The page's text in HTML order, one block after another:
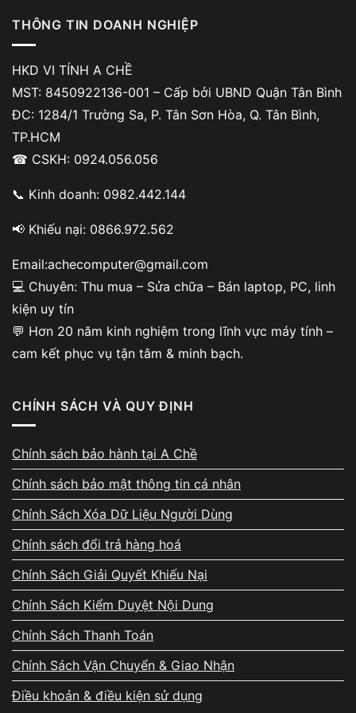
Tốc độ đọc ghi ssd
2.4 Lỗi giao tiếp (cáp SATA / khe kết nối)
treo hệ thống nghiêm trọng. Cáp SATA lỏng, oxy hóa
đoạn, buộc hệ điều hành phải retry liên tục.
Khi quá trình retry kéo dài, hàng đợi I/O bị nghẽn, dẫn
đếntreo máy ngẫu nhiên, đứng hình đột ngột, thậm chí
tự reset hoặc xuất hiện màn hình xanh. Đây là dạng lỗi dễ
bỏ qua nhưng lại có tác động rất lớn đến độ ổn định của
hệ thống.
Nội dung
THÔNG TIN DOANH NGHIỆP
HKD VI TÍNH A CHỀ
MST: 8450922136-001 – Cấp bởi UBND Quận Tân Bình
ĐC: 1284/1 Trường Sa, P. Tân Sơn Hòa, Q. Tân Bình,
TP.HCM
☎ CSKH: 0924.056.056
📞 Kinh doanh: 0982.442.144
📢 Khiếu nại: 0866.972.562
Email:achecomputer@gmail.com
💻 Chuyên: Thu mua – Sửa chữa – Bán laptop, PC, linh
kiện uy tín
💬 Hơn 20 năm kinh nghiệm trong lĩnh vực máy tính –
cam kết phục vụ tận tâm & minh bạch.
CHÍNH SÁCH VÀ QUY ĐỊNH
Chính sách bảo hành tại A Chề
Chính sách bảo mật thông tin cá nhân
Chính Sách Xóa Dữ Liệu Người Dùng
Chính sách đổi trả hàng hoá
Chính Sách Giải Quyết Khiếu Nại
Chính Sách Kiểm Duyệt Nội Dung
Chính Sách Thanh Toán
Chính Sách Vận Chuyển & Giao Nhận
Điều khoản & điều kiện sử dụng